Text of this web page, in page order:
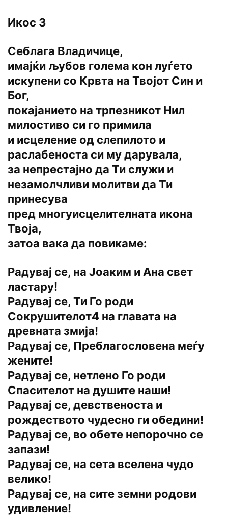
Икос 3
Себлага Владичице,
имајќи љубов голема кон луѓето
искупени со Крвта на Твојот Син и
Бог,
покајанието на трпезникот Нил
милостиво си го примила
и исцеление од слепилото и
раслабеноста си му дарувала,
за непрестајно да Ти служи и
незамолчливи молитви да Ти
принесува
пред многуисцелителната икона
Твоја,
затоа вака да повикаме:
Радувај се, на Јоаким и Ана свет
ластару!
Радувај се, Ти Го роди
Сокрушителот4 на главата на
древната змија!
Радувај се, Преблагословена меѓу
жените!
Радувај се, нетлено Го роди
Спасителот на душите наши!
Радувај се, девственоста и
рождеството чудесно ги обедини!
Радувај се, во обете непорочно се
запази!
Радувај се, на сета вселена чудо
велико!
Радувај се, на сите земни родови
удивление!